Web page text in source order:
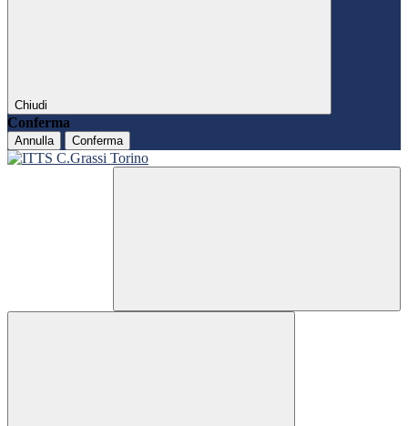
Chiudi
Conferma
Annulla Conferma